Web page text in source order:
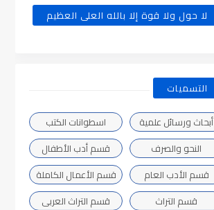
لا حول ولا قوة إلا بالله العلى العظيم
التسميات
أبحاث ورسائل علمية
اسطوانات الكتب
النحو والصرف
قسم أدب الأطفال
قسم الأدب العام
قسم الأعمال الكاملة
قسم التراث
قسم التراث العربى